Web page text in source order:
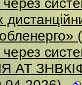
через
АТ